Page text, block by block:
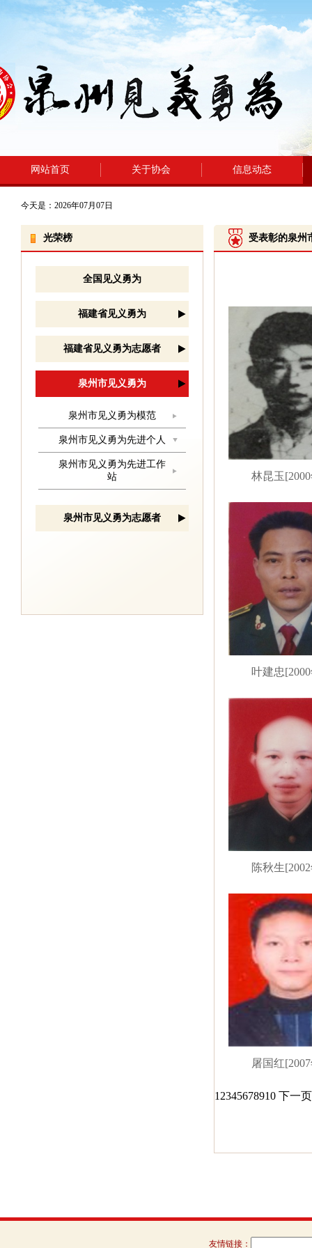
网站首页 关于协会 信息动态
今天是：2026年07月07日
受表彰的泉州
林昆玉
叶建忠
陈秋生
屠国红
1 2345678910 下一
光荣榜
全国见义勇为
福建省见义勇为
福建省见义勇为志愿者
泉州市见义勇为
泉州市见义勇为模范
泉州市见义勇为先进个人
泉州市见义勇为先进工作
站
泉州市见义勇为志愿者
友情链接：